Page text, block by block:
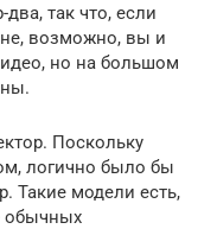
так что, если
возможно, вы и
но на большом
Поскольку
логично было бы
Такие модели есть,
обычных